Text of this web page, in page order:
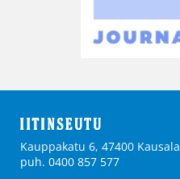
Kauppakatu 6, 47400 Kausala
puh. 0400 857 577